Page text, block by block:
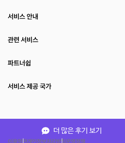
더 많은 후기 보기
서비스 안내
관련 서비스
파트너쉽
서비스 제공 국가
이용약관개인정보처리방침운영정책